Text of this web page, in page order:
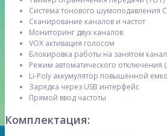
Система тонового шумоподавления
Сканирование каналов и частот
Мониторинг двух каналов
VOX активация голосом
Блокировка работы на занятом
Режим автоматического отключения
Li-Poly аккумулятор повышенной
Зарядка через USB интерфейс
Прямой ввод частоты
Комплектация: